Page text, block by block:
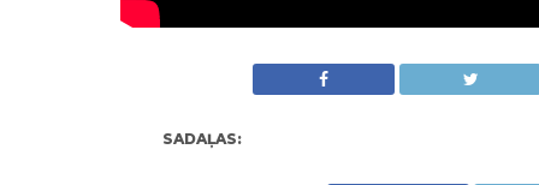
SADAĻAS: